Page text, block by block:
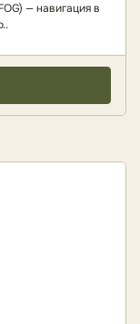
— навигация в